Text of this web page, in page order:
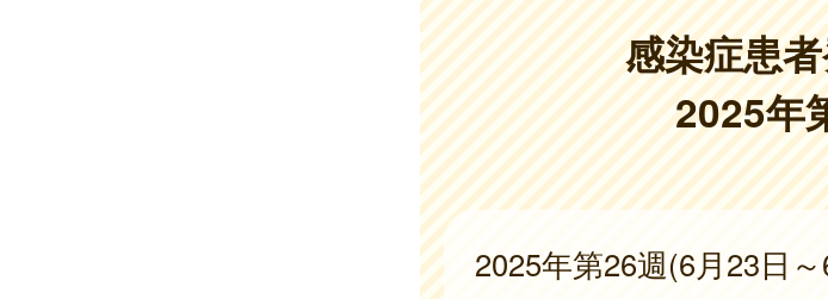
感染症患
2025年
2025年第26週(6月23日